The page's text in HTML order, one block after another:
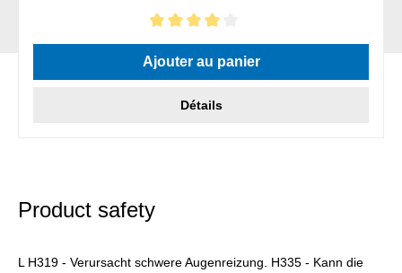
Note moyenne de 4 sur 5 étoiles
Ajouter au panier
Détails
Product safety
L H319 - Verursacht schwere Augenreizung. H335 - Kann die